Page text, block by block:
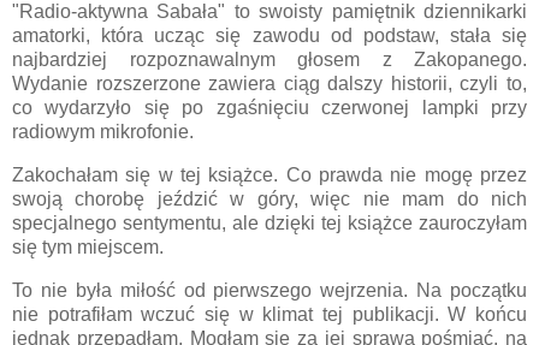
"Radio-aktywna Sabała" to swoisty pamiętnik dziennikarki
amatorki, która ucząc się zawodu od podstaw, stała się
najbardziej rozpoznawalnym głosem z Zakopanego.
Wydanie rozszerzone zawiera ciąg dalszy historii, czyli to,
co wydarzyło się po zgaśnięciu czerwonej lampki przy
radiowym mikrofonie.
Zakochałam się w tej książce. Co prawda nie mogę przez
swoją chorobę jeździć w góry, więc nie mam do nich
specjalnego sentymentu, ale dzięki tej książce zauroczyłam
się tym miejscem.
To nie była miłość od pierwszego wejrzenia. Na początku
nie potrafiłam wczuć się w klimat tej publikacji. W końcu
jednak przepadłam. Mogłam się za jej sprawą pośmiać, na